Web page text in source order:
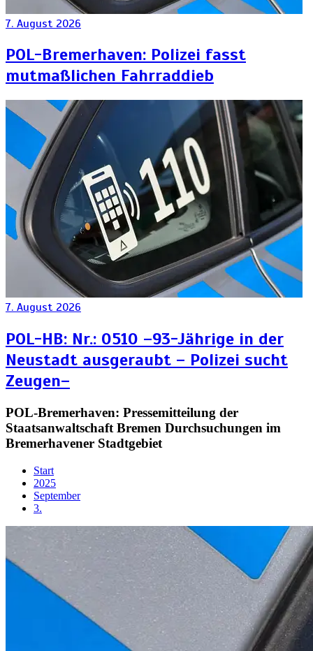
7. August 2026
POL-Bremerhaven: Polizei fasst
mutmaßlichen Fahrraddieb
7. August 2026
POL-HB: Nr.: 0510 –93-Jährige in der
Neustadt ausgeraubt – Polizei sucht
Zeugen–
POL-Bremerhaven: Pressemitteilung der
Staatsanwaltschaft Bremen Durchsuchungen im
Bremerhavener Stadtgebiet
Start
2025
September
3.